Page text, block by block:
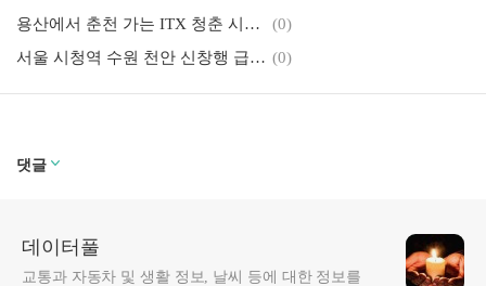
용산에서 춘천 가는 ITX 청춘 시간표 요금ㅣ하행선 평일 휴일 모든 열차 출발 도착 시각
(0)
서울 시청역 수원 천안 신창행 급행 전철 시간표ㅣ1호선 급행 평일 휴일 출발시간 (0)
댓글
데이터풀
교통과 자동차 및 생활 정보, 날씨 등에 대한 정보를